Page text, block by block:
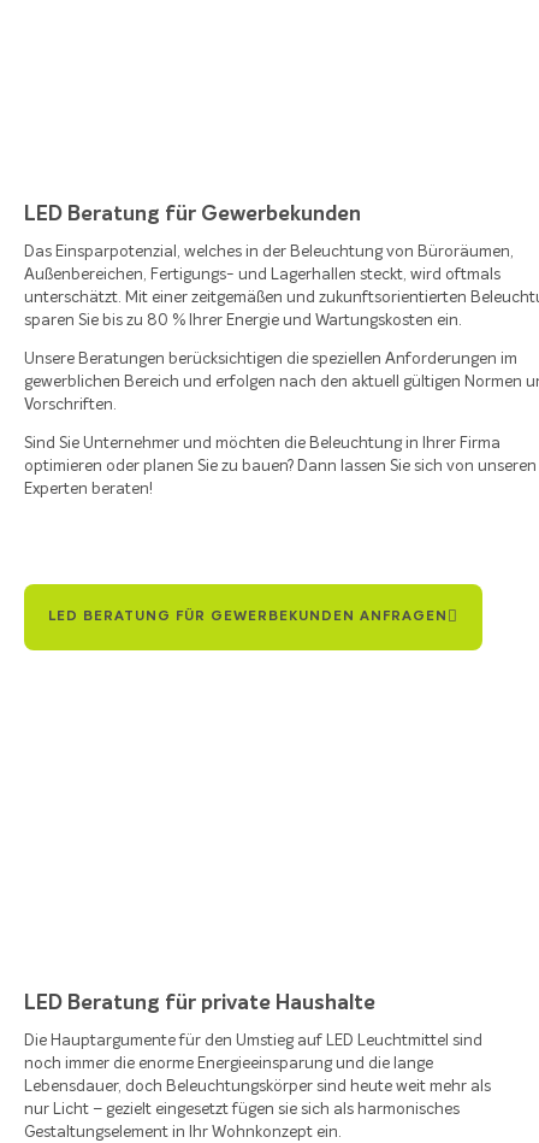
LED Beratung für Gewerbekunden
Das Einsparpotenzial, welches in der Beleuchtung von Büroräumen,
Außenbereichen, Fertigungs- und Lagerhallen steckt, wird oftmals
unterschätzt. Mit einer zeitgemäßen und zukunftsorientierten
sparen Sie bis zu 80 % Ihrer Energie und Wartungskosten ein.
Unsere Beratungen berücksichtigen die speziellen Anforderungen im
gewerblichen Bereich und erfolgen nach den aktuell gültigen Normen
Vorschriften.
Sind Sie Unternehmer und möchten die Beleuchtung in Ihrer Firma
optimieren oder planen Sie zu bauen? Dann lassen Sie sich von unseren
Experten beraten!
LED BERATUNG FÜR GEWERBEKUNDEN ANFRAGEN
LED Beratung für private Haushalte
Die Hauptargumente für den Umstieg auf LED Leuchtmittel sind
noch immer die enorme Energieeinsparung und die lange
Lebensdauer, doch Beleuchtungskörper sind heute weit mehr als
nur Licht – gezielt eingesetzt fügen sie sich als harmonisches
Gestaltungselement in Ihr Wohnkonzept ein.